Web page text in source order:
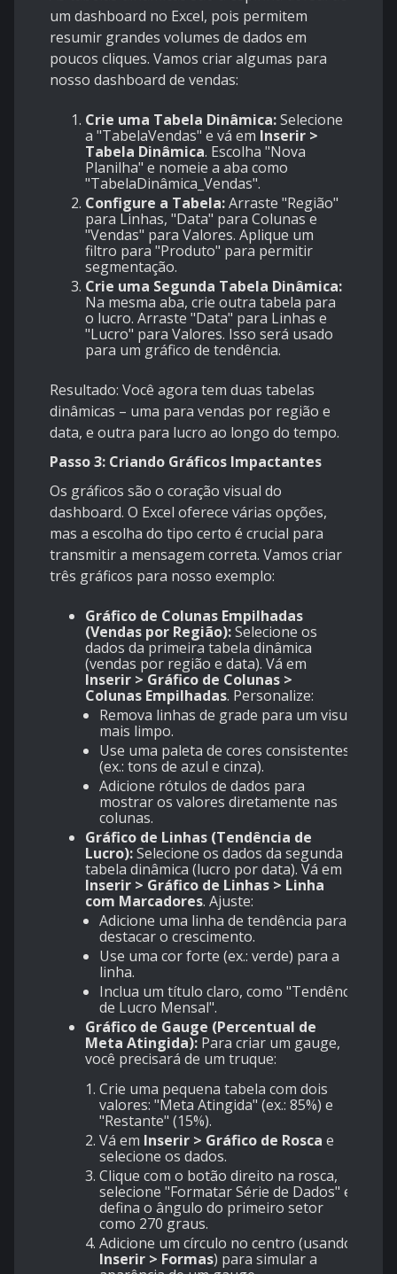
um dashboard no Excel, pois permitem
resumir grandes volumes de dados em
poucos cliques. Vamos criar algumas para
nosso dashboard de vendas:
Crie uma Tabela Dinâmica:Selecione
a "TabelaVendas" e vá em Inserir >
Tabela Dinâmica. Escolha "Nova
Planilha" e nomeie a aba como
"TabelaDinâmica_Vendas".
Configure a Tabela:Arraste "Região"
para Linhas, "Data" para Colunas e
"Vendas" para Valores. Aplique um
filtro para "Produto" para permitir
segmentação.
Crie uma Segunda Tabela Dinâmica:
Na mesma aba, crie outra tabela para
o lucro. Arraste "Data" para Linhas e
"Lucro" para Valores. Isso será usado
para um gráfico de tendência.
Resultado: Você agora tem duas tabelas
dinâmicas – uma para vendas por região e
data, e outra para lucro ao longo do tempo.
Passo 3: Criando Gráficos Impactantes
Os gráficos são o coração visual do
dashboard. O Excel oferece várias opções,
mas a escolha do tipo certo é crucial para
transmitir a mensagem correta. Vamos criar
três gráficos para nosso exemplo:
Gráfico de Colunas Empilhadas
(Vendas por Região):Selecione os
dados da primeira tabela dinâmica
(vendas por região e data). Vá em
Inserir > Gráfico de Colunas >
Colunas Empilhadas. Personalize:
Remova linhas de grade para um visual
mais limpo.
Use uma paleta de cores consistentes
(ex.: tons de azul e cinza).
Adicione rótulos de dados para
mostrar os valores diretamente nas
colunas.
Gráfico de Linhas (Tendência de
Lucro):Selecione os dados da segunda
tabela dinâmica (lucro por data). Vá em
Inserir > Gráfico de Linhas > Linha
com Marcadores. Ajuste:
Adicione uma linha de tendência para
destacar o crescimento.
Use uma cor forte (ex.: verde) para a
linha.
Inclua um título claro, como "Tendência
de Lucro Mensal".
Gráfico de Gauge (Percentual de
Meta Atingida): Para criar um gauge,
você precisará de um truque:
Crie uma pequena tabela com dois
valores: "Meta Atingida" (ex.: 85%) e
"Restante" (15%).
Vá em Inserir > Gráfico de Rosca e
selecione os dados.
Clique com o botão direito na rosca,
selecione "Formatar Série de Dados" e
defina o ângulo do primeiro setor
como 270 graus.
Adicione um círculo no centro (usando
Inserir > Formas) para simular a